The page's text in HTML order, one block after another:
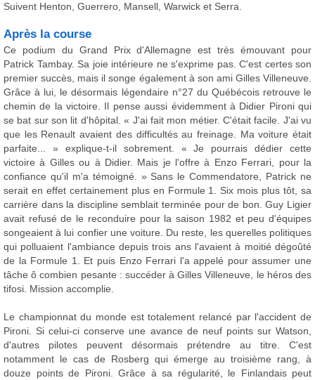
Suivent Henton, Guerrero, Mansell, Warwick et Serra.
Après la course
Ce podium du Grand Prix d'Allemagne est très émouvant pour
Patrick Tambay. Sa joie intérieure ne s'exprime pas. C'est certes son
premier succès, mais il songe également à son ami Gilles Villeneuve.
Grâce à lui, le désormais légendaire n°27 du Québécois retrouve le
chemin de la victoire. Il pense aussi évidemment à Didier Pironi qui
se bat sur son lit d'hôpital. « J'ai fait mon métier. C'était facile. J'ai vu
que les Renault avaient des difficultés au freinage. Ma voiture était
parfaite... » explique-t-il sobrement. « Je pourrais dédier cette
victoire à Gilles ou à Didier. Mais je l'offre à Enzo Ferrari, pour la
confiance qu'il m'a témoigné. » Sans le Commendatore, Patrick ne
serait en effet certainement plus en Formule 1. Six mois plus tôt, sa
carrière dans la discipline semblait terminée pour de bon. Guy Ligier
avait refusé de le reconduire pour la saison 1982 et peu d'équipes
songeaient à lui confier une voiture. Du reste, les querelles politiques
qui polluaient l'ambiance depuis trois ans l'avaient à moitié dégoûté
de la Formule 1. Et puis Enzo Ferrari l'a appelé pour assumer une
tâche ô combien pesante : succéder à Gilles Villeneuve, le héros des
tifosi. Mission accomplie.
Le championnat du monde est totalement relancé par l'accident de
Pironi. Si celui-ci conserve une avance de neuf points sur Watson,
d'autres pilotes peuvent désormais prétendre au titre. C'est
notamment le cas de Rosberg qui émerge au troisième rang, à
douze points de Pironi. Grâce à sa régularité, le Finlandais peut